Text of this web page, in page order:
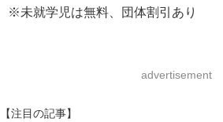
※未就学児は無料、団体割引あり
advertisement
【注目の記事】